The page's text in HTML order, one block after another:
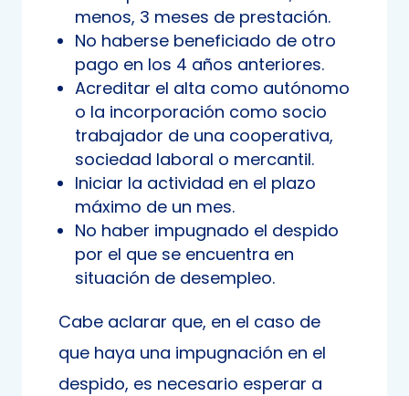
menos, 3 meses de prestación.
No haberse beneficiado de otro
pago en los 4 años anteriores.
Acreditar el alta como autónomo
o la incorporación como socio
trabajador de una cooperativa,
sociedad laboral o mercantil.
Iniciar la actividad en el plazo
máximo de un mes.
No haber impugnado el despido
por el que se encuentra en
situación de desempleo.
Cabe aclarar que, en el caso de
que haya una impugnación en el
despido, es necesario esperar a